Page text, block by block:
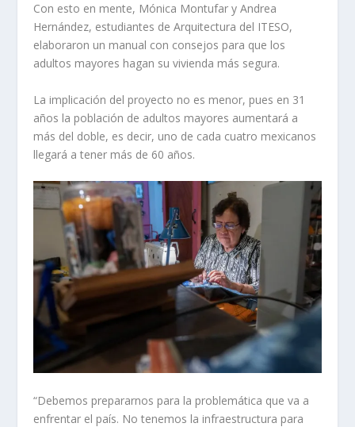
Con esto en mente, Mónica Montufar y Andrea
Hernández, estudiantes de Arquitectura del ITESO,
elaboraron un manual con consejos para que los
adultos mayores hagan su vivienda más segura.
La implicación del proyecto no es menor, pues en 31
años la población de adultos mayores aumentará a
más del doble, es decir, uno de cada cuatro mexicanos
llegará a tener más de 60 años.
“Debemos prepararnos para la problemática que va a
enfrentar el país. No tenemos la infraestructura para